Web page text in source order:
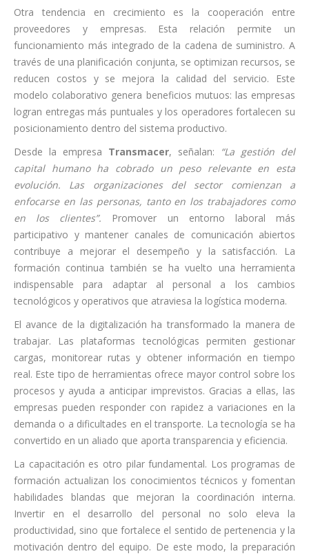
Otra tendencia en crecimiento es la cooperación entre
proveedores y empresas. Esta relación permite un
funcionamiento más integrado de la cadena de suministro. A
través de una planificación conjunta, se optimizan recursos, se
reducen costos y se mejora la calidad del servicio. Este
modelo colaborativo genera beneficios mutuos: las empresas
logran entregas más puntuales y los operadores fortalecen su
posicionamiento dentro del sistema productivo.
Desde la empresa Transmacer, señalan:
“La gestión del
capital humano ha cobrado un peso relevante en esta
evolución. Las organizaciones del sector comienzan a
enfocarse en las personas, tanto en los trabajadores como
en los clientes”. Promover un entorno laboral más
participativo y mantener canales de comunicación abiertos
contribuye a mejorar el desempeño y la satisfacción. La
formación continua también se ha vuelto una herramienta
indispensable para adaptar al personal a los cambios
tecnológicos y operativos que atraviesa la logística moderna.
El avance de la digitalización ha transformado la manera de
trabajar. Las plataformas tecnológicas permiten gestionar
cargas, monitorear rutas y obtener información en tiempo
real. Este tipo de herramientas ofrece mayor control sobre los
procesos y ayuda a anticipar imprevistos. Gracias a ellas, las
empresas pueden responder con rapidez a variaciones en la
demanda o a dificultades en el transporte. La tecnología se ha
convertido en un aliado que aporta transparencia y eficiencia.
La capacitación es otro pilar fundamental. Los programas de
formación actualizan los conocimientos técnicos y fomentan
habilidades blandas que mejoran la coordinación interna.
Invertir en el desarrollo del personal no solo eleva la
productividad, sino que fortalece el sentido de pertenencia y la
motivación dentro del equipo. De este modo, la preparación